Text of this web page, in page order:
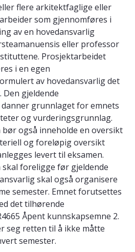
flere arkitektfaglige eller
som gjennomføres i
av en hovedansvarlig
eller professor
Prosjektarbeidet
i en egen
av hovedansvarlig det
Den gjeldende
grunnlaget for emnets
og vurderingsgrunnlag.
også inneholde en oversikt
og foreløpig oversikt
levert til eksamen.
foreligge før gjeldende
skal også organisere
semester. Emnet forutsettes
det tilhørende
Åpent kunnskapsemne 2.
seg retten til å ikke måtte
semester.